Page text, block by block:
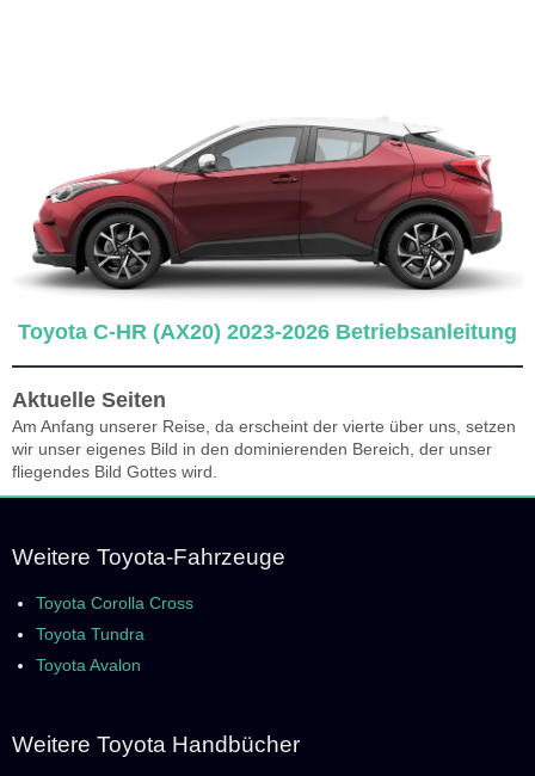
Toyota C-HR (AX20) 2023-2026 Betriebsanleitung
Aktuelle Seiten
Am Anfang unserer Reise, da erscheint der vierte über uns, setzen
wir unser eigenes Bild in den dominierenden Bereich, der unser
fliegendes Bild Gottes wird.
Weitere Toyota-Fahrzeuge
Toyota Corolla Cross
Toyota Tundra
Toyota Avalon
Weitere Toyota Handbücher